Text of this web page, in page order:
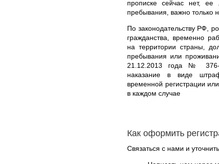
прописке сейчас нет, ее
пребывания, важно только
По законодательству РФ,
гражданства, временно
на территории страны,
пребывания или
21.12.2013 года № 376-
наказание в виде
временной регистрации
в каждом случае
Как оформить
Связаться с нами и